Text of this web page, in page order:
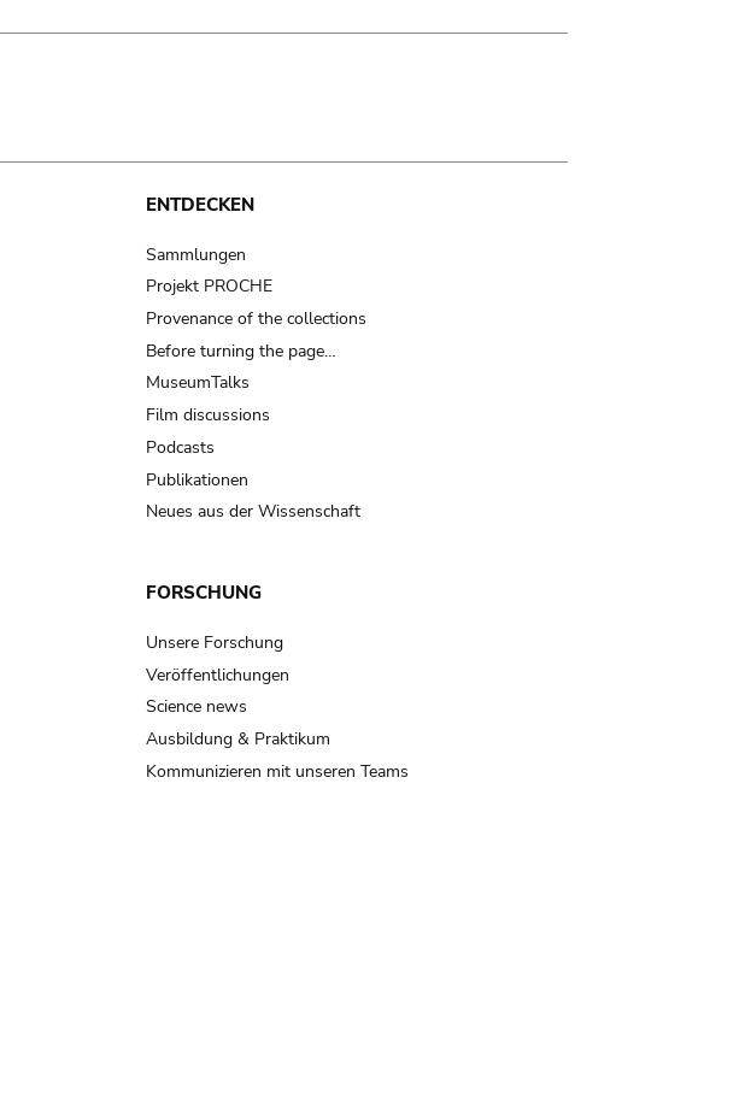
ENTDECKEN
Sammlungen
Projekt PROCHE
Provenance of the collections
Before turning the page…
MuseumTalks
Film discussions
Podcasts
Publikationen
Neues aus der Wissenschaft
FORSCHUNG
Unsere Forschung
Veröffentlichungen
Science news
Ausbildung & Praktikum
Kommunizieren mit unseren Teams